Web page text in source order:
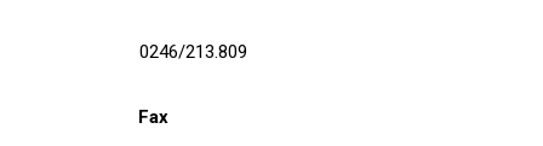
0246/213.809
Fax